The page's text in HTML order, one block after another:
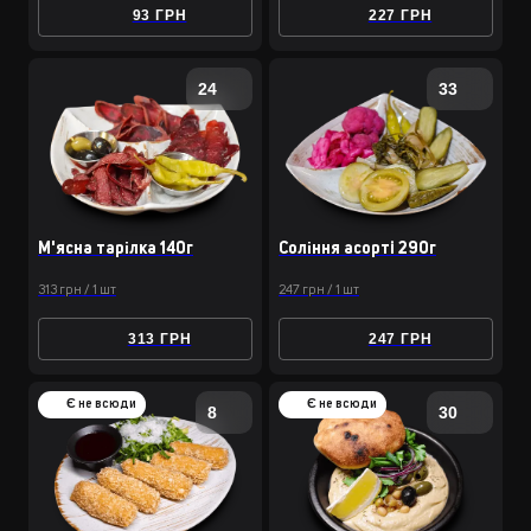
93 ГРН 227 ГРН
24
М'ясна тарілка 140г
313 грн / 1 шт
313 ГРН
33
Соління асортi 290г
247 грн / 1 шт
247 ГРН
8
Є не всюди 30
Є не всюди